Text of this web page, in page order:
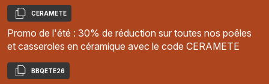
Copier
CERAMETE
Promo de l'été : 30% de réduction sur toutes nos poêles
et casseroles en céramique avec le code CERAMETE
Copier
BBQETE26